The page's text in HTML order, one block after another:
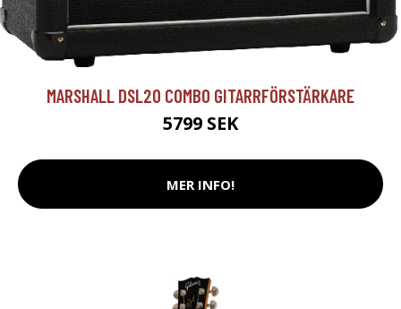
MARSHALL DSL20 COMBO GITARRFÖRSTÄRKARE
5799 SEK
MER INFO!